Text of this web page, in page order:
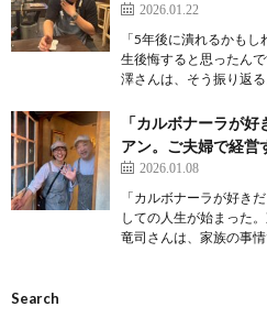
2026.01.22
「5年後に潰れるかも
生後悔すると思ったん
澤さんは、そう振り返
「カルボナーラが
アン。ご夫婦で経営
2026.01.08
「カルボナーラが好き
しての人生が始まった
竜司さんは、家族の事
Search